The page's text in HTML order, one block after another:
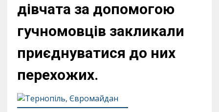
дівчата за допомогою
гучномовців закликали
приєднуватися до них
перехожих.